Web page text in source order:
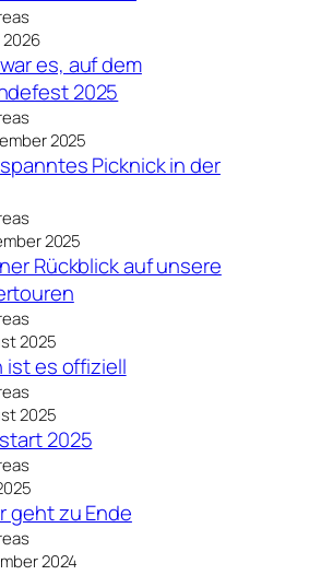
2026
es, auf dem
2025
2025
Picknick in der
2025
Rückblick auf unsere
2025
ist es offiziell
2025
2025
geht zu Ende
2024